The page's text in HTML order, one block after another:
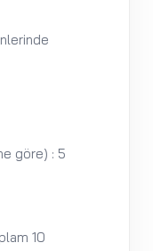
göre) : 5
10